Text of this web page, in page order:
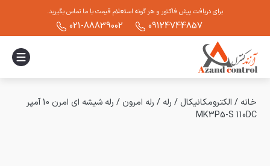
برای دریافت پیش فاکتور و هر گونه استعلام قیمت با ما تماس بگیرید.
09124744857
021-88839002
خانه / الکترومکانیکال / رله / رله امرون /
رله شیشه ای امرن 10 آمپر
MK3P5-S 110DC